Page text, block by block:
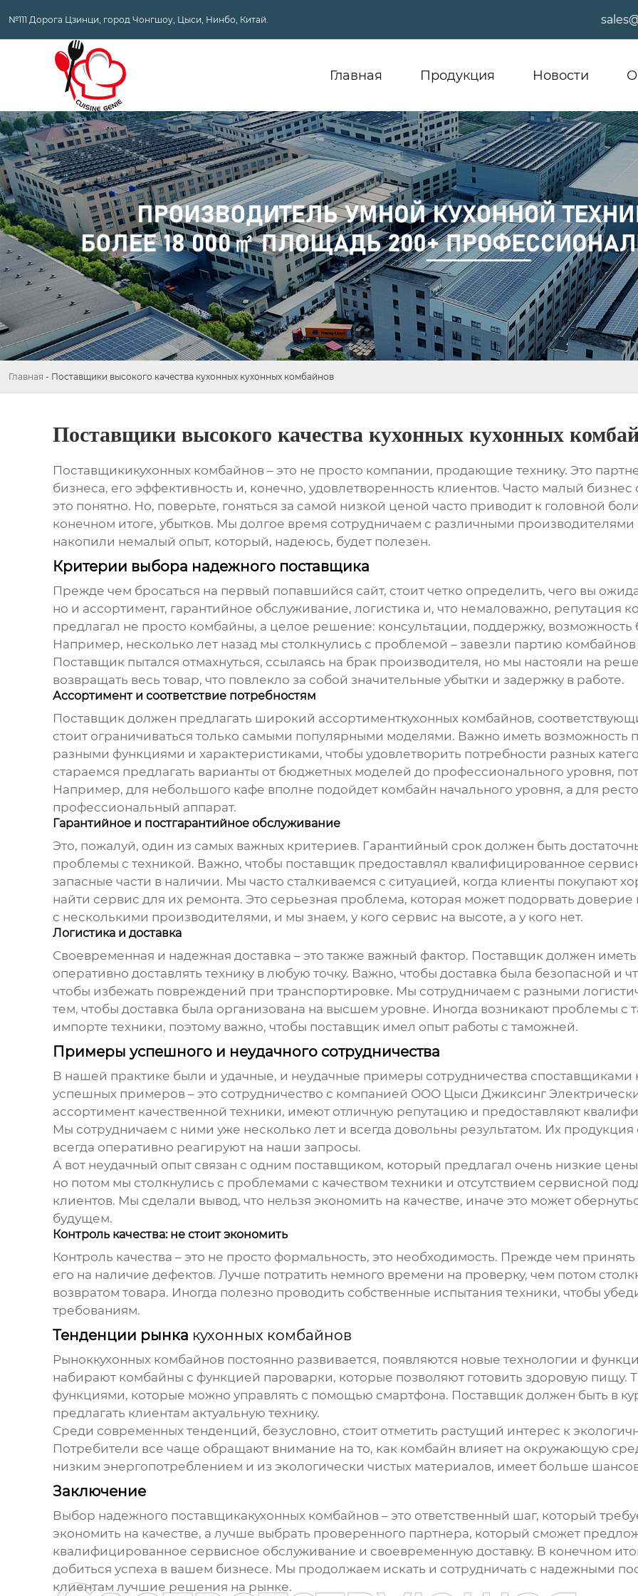
№111 Дорога Цзинци, город Чонгшоу, Цыси, Нинбо, Китай.
Главная Продукция Новости
Главная - Поставщики высокого качества кухонных кухонных комбайнов
Поставщики высокого качества кухонных кухонных
Поставщикикухонных комбайнов– это не просто компании, продающие технику. Это
бизнеса, его эффективность и, конечно, удовлетворенность клиентов. Часто малый
это понятно. Но, поверьте, гоняться за самой низкой ценой часто приводит к головной
конечном итоге, убытков. Мы долгое время сотрудничаем с различными
накопили немалый опыт, который, надеюсь, будет полезен.
Критерии выбора надежного поставщика
Прежде чем бросаться на первый попавшийся сайт, стоит четко определить, чего вы
но и ассортимент, гарантийное обслуживание, логистика и, что немаловажно, репутация
предлагал не просто комбайны, а целое решение: консультации, поддержку,
Например, несколько лет назад мы столкнулись с проблемой – завезли партию
Поставщик пытался отмахнуться, ссылаясь на брак производителя, но мы настояли на
возвращать весь товар, что повлекло за собой значительные убытки и задержку в работе.
Ассортимент и соответствие потребностям
Поставщик должен предлагать широкий ассортименткухонных комбайнов,
стоит ограничиваться только самыми популярными моделями. Важно иметь возможность
разными функциями и характеристиками, чтобы удовлетворить потребности разных
стараемся предлагать варианты от бюджетных моделей до профессионального уровня,
Например, для небольшого кафе вполне подойдет комбайн начального уровня, а для
профессиональный аппарат.
Гарантийное и постгарантийное обслуживание
Это, пожалуй, один из самых важных критериев. Гарантийный срок должен быть
проблемы с техникой. Важно, чтобы поставщик предоставлял квалифицированное
запасные части в наличии. Мы часто сталкиваемся с ситуацией, когда клиенты покупают
найти сервис для их ремонта. Это серьезная проблема, которая может подорвать
с несколькими производителями, и мы знаем, у кого сервис на высоте, а у кого нет.
Логистика и доставка
Своевременная и надежная доставка – это также важный фактор. Поставщик должен
оперативно доставлять технику в любую точку. Важно, чтобы доставка была безопасной и
чтобы избежать повреждений при транспортировке. Мы сотрудничаем с разными
тем, чтобы доставка была организована на высшем уровне. Иногда возникают проблемы
импорте техники, поэтому важно, чтобы поставщик имел опыт работы с таможней.
Примеры успешного и неудачного сотрудничества
В нашей практике были и удачные, и неудачные примеры сотрудничества споставщиками
успешных примеров – это сотрудничество с компанией ООО Цыси Джиксинг
ассортимент качественной техники, имеют отличную репутацию и предоставляют
Мы сотрудничаем с ними уже несколько лет и всегда довольны результатом. Их продукция
всегда оперативно реагируют на наши запросы.
А вот неудачный опыт связан с одним поставщиком, который предлагал очень низкие
но потом мы столкнулись с проблемами с качеством техники и отсутствием сервисной
клиентов. Мы сделали вывод, что нельзя экономить на качестве, иначе это может
будущем.
Контроль качества: не стоит экономить
Контроль качества – это не просто формальность, это необходимость. Прежде чем
его на наличие дефектов. Лучше потратить немного времени на проверку, чем потом
возвратом товара. Иногда полезно проводить собственные испытания техники, чтобы
требованиям.
Тенденции рынка кухонных комбайнов
Рыноккухонных комбайновпостоянно развивается, появляются новые технологии и
набирают комбайны с функцией пароварки, которые позволяют готовить здоровую пищу.
функциями, которые можно управлять с помощью смартфона. Поставщик должен быть в
предлагать клиентам актуальную технику.
Среди современных тенденций, безусловно, стоит отметить растущий интерес к
Потребители все чаще обращают внимание на то, как комбайн влияет на окружающую
низким энергопотреблением и из экологически чистых материалов, имеет больше
Заключение
Выбор надежного поставщикакухонных комбайнов– это ответственный шаг, который
экономить на качестве, а лучше выбрать проверенного партнера, который сможет
квалифицированное сервисное обслуживание и своевременную доставку. В конечном
добиться успеха в вашем бизнесе. Мы продолжаем искать и сотрудничать с надежными
клиентам лучшие решения на рынке.